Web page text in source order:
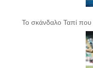
Το σκάνδαλο Ταπί που